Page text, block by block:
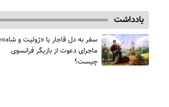
یادداشت
سفر به دل قاجار با «ژولیت و شاه»؛
ماجرای دعوت از ‌بازیگر فرانسوی
چیست؟